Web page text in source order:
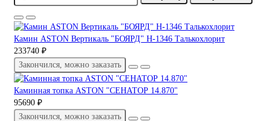
Камин ASTON Вертикаль "БОЯРД" H-1346 Талькохлорит
233740 ₽
Закончился, можно заказать
Каминная топка ASTON "СЕНАТОР 14.870"
95690 ₽
Закончился, можно заказать